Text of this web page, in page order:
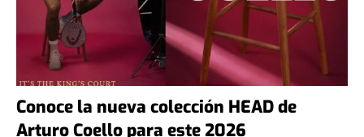
Conoce la nueva colección HEAD de
Arturo Coello para este 2026